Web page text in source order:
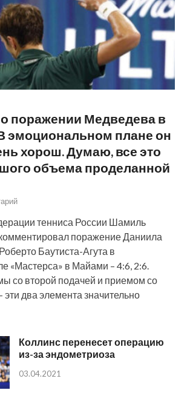
поражении Медведева в
эмоциональном плане он
хорош. Думаю, все это
объема проделанной
тенниса России Шамиль
поражение Даниила
Баутиста-Агута в
«Мастерса» в Майами – 4:6, 2:6.
со второй подачей и приемом со
эти два элемента значительно
Коллинс перенесет операцию
из-за эндометриоза
03.04.2021